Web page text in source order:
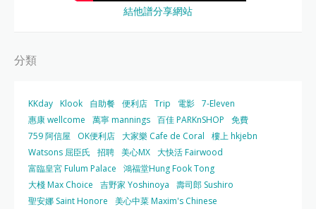
結他譜分享網站
分類
KKday Klook 自助餐 便利店 Trip 電影 7-Eleven
惠康 wellcome
萬寧 mannings 百佳 PARKnSHOP
免費
759 阿信屋
OK便利店 大家樂 Cafe de Coral
樓上 hkjebn
Watsons 屈臣氏
招聘 美心MX 大快活 Fairwood
富臨皇宮 Fulum Palace
鴻福堂Hung Fook Tong
大棧 Max Choice
吉野家 Yoshinoya
壽司郎 Sushiro
聖安娜 Saint Honore
美心中菜 Maxim's Chinese